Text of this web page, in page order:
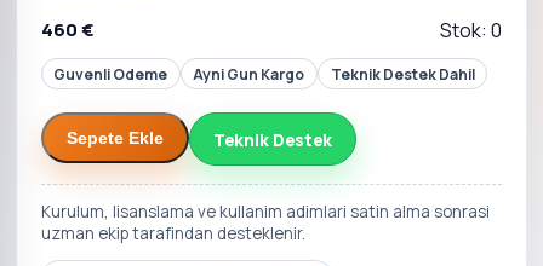
460 € Stok: 0
Guvenli Odeme Ayni Gun Kargo Teknik Destek Dahil
Sepete Ekle Teknik Destek
Kurulum, lisanslama ve kullanim adimlari satin alma sonrasi
uzman ekip tarafindan desteklenir.